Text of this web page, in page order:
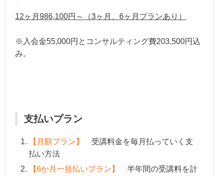
12ヶ月986,100円～（3ヶ月、6ヶ月プランあり）
※入会金55,000円とコンサルティング費203,500円込
み。
支払いプラン
【月額プラン】
受講料金を毎月払っていく支
払い方法
【6か月一括払いプラン】
半年間の受講料を計